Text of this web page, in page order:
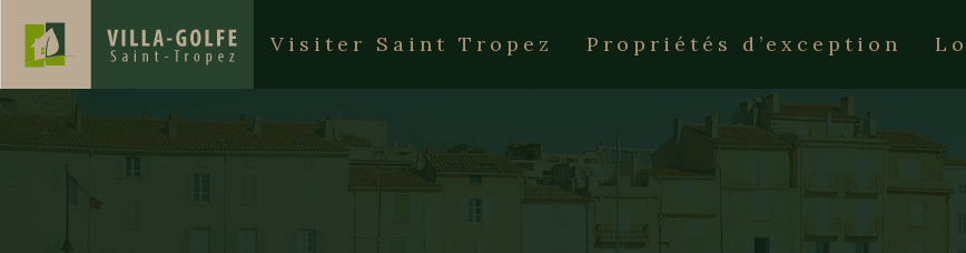
Visiter Saint Tropez Propriétés d’exception